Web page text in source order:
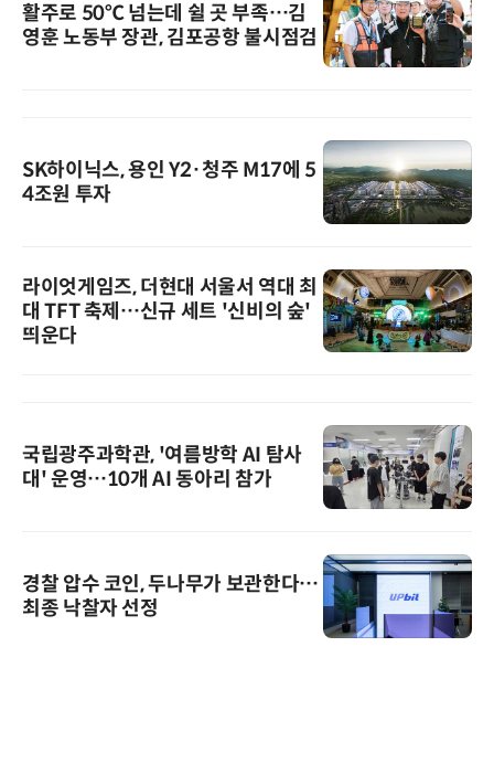
활주로 50℃ 넘는데 쉴 곳 부족…김
영훈 노동부 장관, 김포공항 불시점검
SK하이닉스, 용인 Y2·청주 M17에 5
4조원 투자
라이엇게임즈, 더현대 서울서 역대 최
대 TFT 축제…신규 세트 '신비의 숲'
띄운다
국립광주과학관, '여름방학 AI 탐사
대' 운영…10개 AI 동아리 참가
경찰 압수 코인, 두나무가 보관한다…
최종 낙찰자 선정